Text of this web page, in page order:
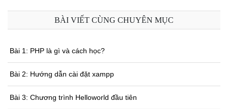
BÀI VIẾT CÙNG CHUYÊN MỤC
Bài 1: PHP là gì và cách học?
Bài 2: Hướng dẫn cài đặt xampp
Bài 3: Chương trình Helloworld đầu tiên